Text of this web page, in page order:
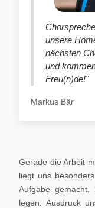
unsere
nächsten
und
Freu(n)de!"
Markus Bär
Gerade die Arbeit
liegt uns
Aufgabe gemacht,
legen. Ausdruck